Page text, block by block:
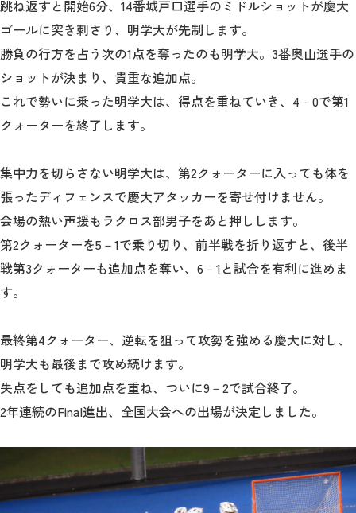
アクセス
キャンパス
案内
お問合わせ
跳ね返すと開始6分、14番城戸口選手のミドルショットが慶大
ゴールに突き刺さり、明学大が先制します。
勝負の行方を占う次の1点を奪ったのも明学大。3番奥山選手の
ショットが決まり、貴重な追加点。
これで勢いに乗った明学大は、得点を重ねていき、4－0で第1
クォーターを終了します。
集中力を切らさない明学大は、第2クォーターに入っても体を
張ったディフェンスで慶大アタッカーを寄せ付けません。
会場の熱い声援もラクロス部男子をあと押しします。
第2クォーターを5－1で乗り切り、前半戦を折り返すと、後半
戦第3クォーターも追加点を奪い、6－1と試合を有利に進めま
す。
最終第4クォーター、逆転を狙って攻勢を強める慶大に対し、
明学大も最後まで攻め続けます。
失点をしても追加点を重ね、ついに9－2で試合終了。
2年連続のFinal進出、全国大会への出場が決定しました。